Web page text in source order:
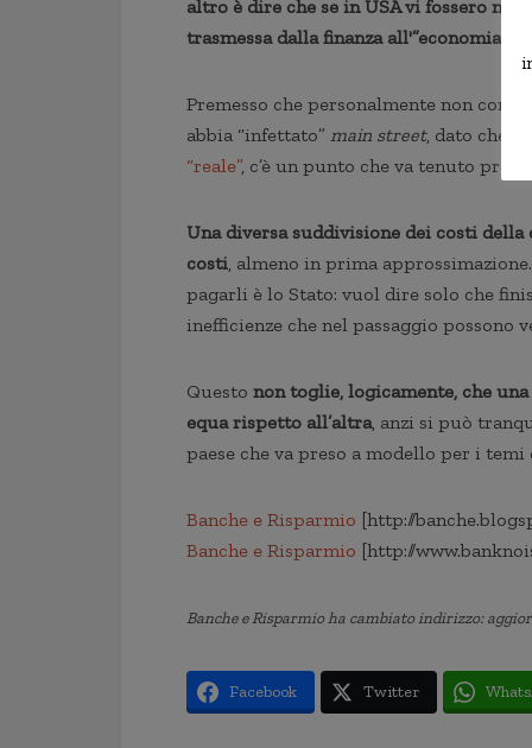
altro è dire che se in USA vi fossero
trasmessa dalla finanza all'”economia
Premesso che personalmente non
abbia “infettato” main street, dato che è
“reale”, c’è un punto che va tenuto
Una diversa suddivisione dei costi
costi, almeno in prima
pagarli è lo Stato: vuol dire solo che
inefficienze che nel passaggio possono
Questo non toglie, logicamente, che
equa rispetto all’altra, anzi si può
paese che va preso a modello per i
Banche e Risparmio [http://
Banche e Risparmio [http://
Banche e Risparmio ha cambiato indirizzo:
Facebook Twitter